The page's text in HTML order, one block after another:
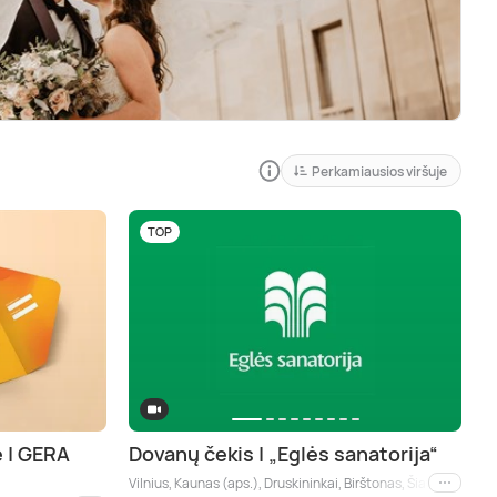
Perkamiausios viršuje
GERA
TOP
Dovanų čekis | „Eglės sanatorija“
Vilnius, Kaunas (aps.), Druskininkai, Birštonas, Šiauliai,Kiti